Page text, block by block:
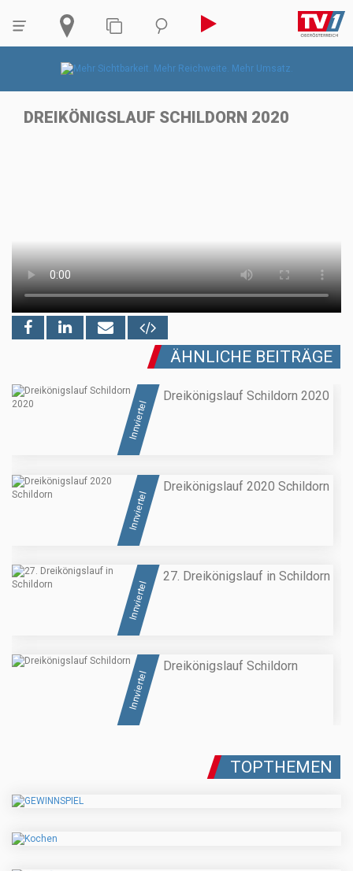
DREIKÖNIGSLAUF SCHILDORN 2020
ÄHNLICHE BEITRÄGE
Innviertel
Dreikönigslauf Schildorn 2020
Innviertel
Dreikönigslauf 2020 Schildorn
Innviertel
27. Dreikönigslauf in Schildorn
Innviertel
Dreikönigslauf Schildorn
TOPTHEMEN